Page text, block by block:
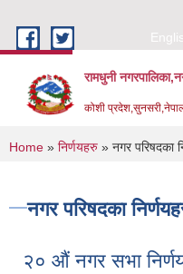
रामधुनी
कोशी
You are here
Home » निर्णयहरु » नगर परिषदका
नगर परिषदका
२० औं नगर सभा